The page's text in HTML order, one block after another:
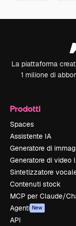
La piattaforma
1 milione di
Prodotti
Spaces
Assistente IA
Generatore di
Generatore di video
Sintetizzatore
Contenuti stock
MCP per Claude/
Agenti New
API